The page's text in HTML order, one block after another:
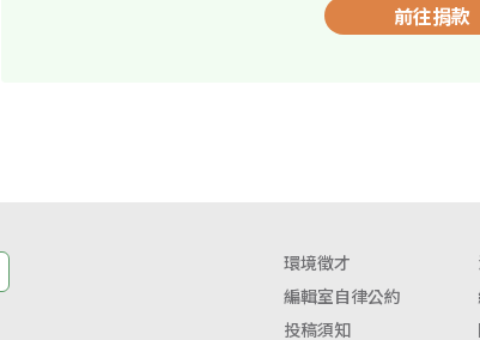
前往捐款
環境徵才
編輯室自律公約
投稿須知